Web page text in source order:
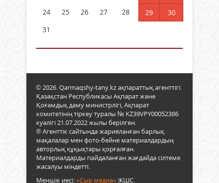
24
25 26 27 28 29
30
31
© 2026. Qarmaqshy-tany.kz ақпараттық агенттігі.
Қазақстан Республикасы Ақпарат және
Қоғамдық даму министрлігі, Ақпарат
комитетінің тіркеу туралы № KZ39VPY00052386
куәлігі 21.07.2022 жылы берілген.
® Агенттік сайтында жарияланған барлық
мақалалар мен фото-бейне материалдардың
авторлық құқықтары қорғалған.
Материалдарды пайдаланған жағдайда сілтеме
жасалуы міндетті.
Меншік иесі:«Сыр медиа»ЖШС.